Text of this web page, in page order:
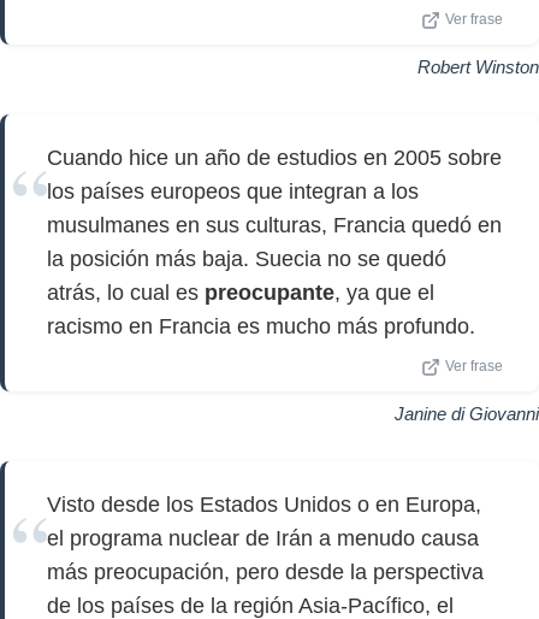
Ver frase
Robert Winston
Cuando hice un año de estudios en 2005 sobre
los países europeos que integran a los
musulmanes en sus culturas, Francia quedó en
la posición más baja. Suecia no se quedó
atrás, lo cual es preocupante, ya que el
racismo en Francia es mucho más profundo.
Ver frase
Janine di Giovanni
Visto desde los Estados Unidos o en Europa,
el programa nuclear de Irán a menudo causa
más preocupación, pero desde la perspectiva
de los países de la región Asia-Pacífico, el